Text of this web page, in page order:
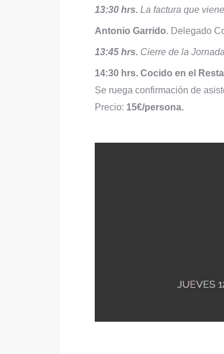
13:30 hrs. La factura que
Antonio Garrido. Delegado
13:45 hrs. Cierre de la
14:30 hrs. Cocido en el
Se ruega confirmación de
Precio: 15€/persona.